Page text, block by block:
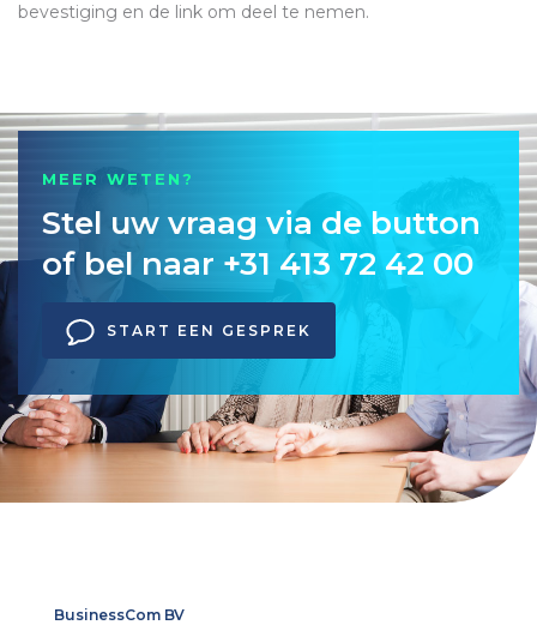
bevestiging en de link om deel te nemen.
MEER WETEN?
Stel uw vraag via de button
of bel naar +31 413 72 42 00
START EEN GESPREK
BusinessCom BV